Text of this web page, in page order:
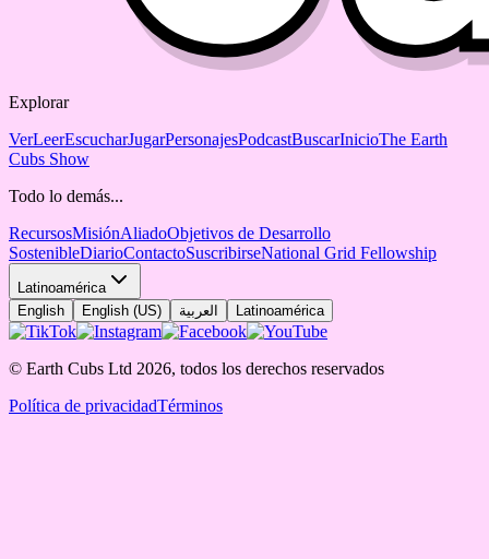
Explorar
VerLeerEscucharJugarPersonajesPodcastBuscarInicioThe Earth
Cubs Show
Todo lo demás...
RecursosMisiónAliadoObjetivos de Desarrollo
SostenibleDiarioContactoSuscribirseNational Grid Fellowship
Latinoamérica
English
English (US) العربية Latinoamérica
© Earth Cubs Ltd 2026, todos los derechos reservados
Política de privacidadTérminos